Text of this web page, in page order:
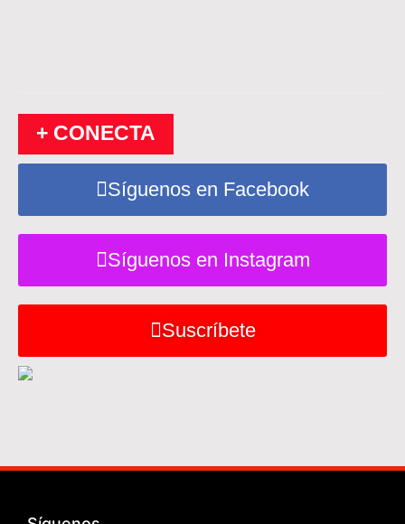
+ CONECTA
Síguenos en Facebook
Síguenos en Instagram
Suscríbete